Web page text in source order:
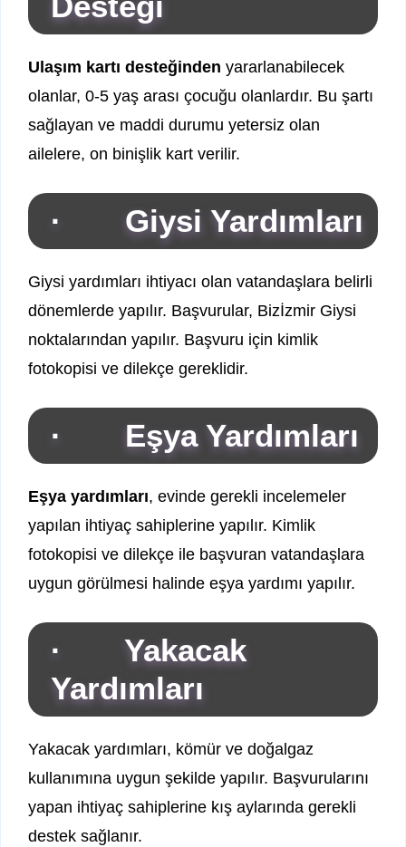
Ulaşım kartı desteğinden yararlanabilecek
olanlar, 0-5 yaş arası çocuğu olanlardır. Bu şartı
sağlayan ve maddi durumu yetersiz olan
ailelere, on binişlik kart verilir.
· Giysi Yardımları
Giysi yardımları ihtiyacı olan vatandaşlara belirli
dönemlerde yapılır. Başvurular, Bizİzmir Giysi
noktalarından yapılır. Başvuru için kimlik
fotokopisi ve dilekçe gereklidir.
· Eşya Yardımları
Eşya yardımları, evinde gerekli incelemeler
yapılan ihtiyaç sahiplerine yapılır. Kimlik
fotokopisi ve dilekçe ile başvuran vatandaşlara
uygun görülmesi halinde eşya yardımı yapılır.
· Yakacak
Yardımları
Yakacak yardımları, kömür ve doğalgaz
kullanımına uygun şekilde yapılır. Başvurularını
yapan ihtiyaç sahiplerine kış aylarında gerekli
destek sağlanır.